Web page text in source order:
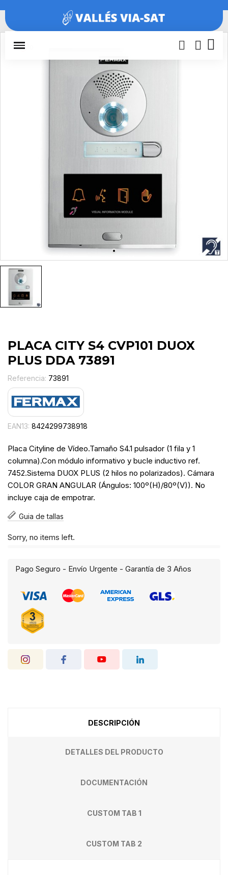
Porteros y videoporteros
CITY S4 CVP101 DUOX PLUS DDA 73891
PLACA CITY S4 CVP101 DUOX
PLUS DDA 73891
Referencia: 73891
EAN13: 8424299738918
Placa Cityline de Vídeo.Tamaño S4.1 pulsador (1 fila y 1
columna).Con módulo informativo y bucle inductivo ref.
7452.Sistema DUOX PLUS (2 hilos no polarizados). Cámara
COLOR GRAN ANGULAR (Ángulos: 100º(H)/80º(V)). No
incluye caja de empotrar.
Guia de tallas
Sorry, no items left.
Pago Seguro - Envío Urgente - Garantía de 3 Años
DESCRIPCIÓN
DETALLES DEL PRODUCTO
DOCUMENTACIÓN
CUSTOM TAB 1
CUSTOM TAB 2